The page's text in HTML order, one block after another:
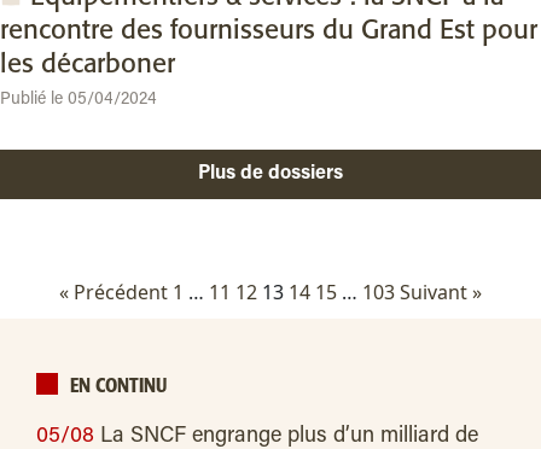
rencontre des fournisseurs du Grand Est pour
les décarboner
Publié le 05/04/2024
Plus de dossiers
« Précédent 1 … 11 12 13 14 15 … 103Suivant »
EN CONTINU
05/08 La SNCF engrange plus d’un milliard de